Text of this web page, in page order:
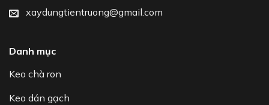
xaydungtientruong@gmail.com
Danh mục
Keo chà ron
Keo dán gạch